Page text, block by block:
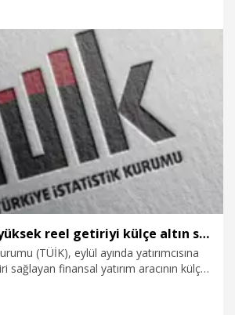
Ortalama 10 bin liraya çıkacak
ehliyet sahibi olmak için ödenen
45 civarında artış yaşanacak" dedi.
TÜİK: Aylık en yüksek reel getiriyi külçe altın sağladı
(TÜİK), eylül ayında yatırımcısına
sağlayan finansal yatırım aracının külçe